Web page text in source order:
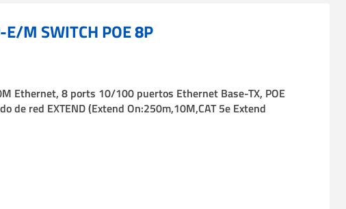
M SWITCH POE 8P
Ethernet, 8 ports 10/100 puertos Ethernet Base-TX, POE
de red EXTEND (Extend On:250m,10M,CAT 5e Extend